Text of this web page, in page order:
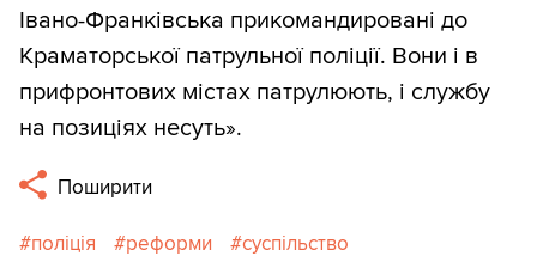
Івано-Франківська прикомандировані до
Краматорської патрульної поліції. Вони і в
прифронтових містах патрулюють, і службу
на позиціях несуть».
Поширити
поліція реформи суспільство